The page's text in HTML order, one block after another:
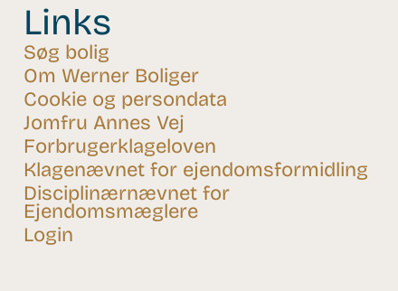
Links
Søg bolig
Om Werner Boliger
Cookie og persondata
Jomfru Annes Vej
Forbrugerklageloven
Klagenævnet for ejendomsformidling
Disciplinærnævnet for
Ejendomsmæglere
Login